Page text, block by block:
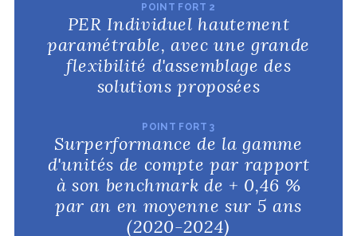
POINT FORT 2
PER Individuel hautement
paramétrable, avec une grande
flexibilité d'assemblage des
solutions proposées
POINT FORT 3
Surperformance de la gamme
d'unités de compte par rapport
à son benchmark de + 0,46 %
par an en moyenne sur 5 ans
(2020-2024)